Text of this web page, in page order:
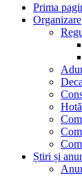
Prima
Organizare
Știri și